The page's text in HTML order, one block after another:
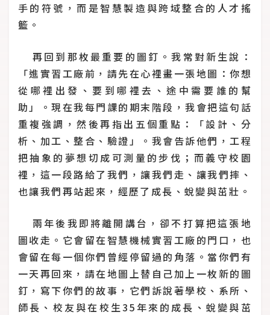
手的符號，而是智慧製造與跨域整合的人才搖
籃。
再回到那枚最重要的圖釘。我常對新生說：
「進實習工廠前，請先在心裡畫一張地圖：你想
從哪裡出發、要到哪裡去、途中需要誰的幫
助」。現在我每門課的期末階段，我會把這句話
重複強調，然後再指出五個重點：「設計、分
析、加工、整合、驗證」。我會告訴他們，工程
把抽象的夢想切成可測量的步伐；而義守校園
裡，這一段路給了我們，讓我們走、讓我們摔、
也讓我們再站起來，經歷了成長、蛻變與茁壯。
兩年後我即將離開講台，卻不打算把這張地
圖收走。它會留在智慧機械實習工廠的門口，也
會留在每一個你們曾經停留過的角落。當你們有
一天再回來，請在地圖上替自己加上一枚新的圖
釘，寫下你們的故事，它們訴說著學校、系所、
師長、校友與在校生35年來的成長、蛻變與茁